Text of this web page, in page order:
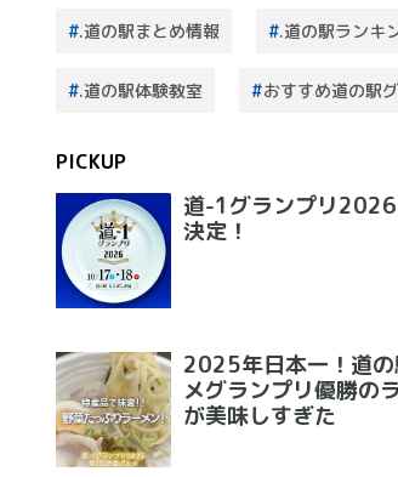
.道の駅まとめ情報 .道の駅ランキ
.道の駅体験教室 おすすめ道の駅
PICKUP
道-1グランプリ
決定！
2025年日本一！道
メグランプリ優勝の
が美味しすぎた